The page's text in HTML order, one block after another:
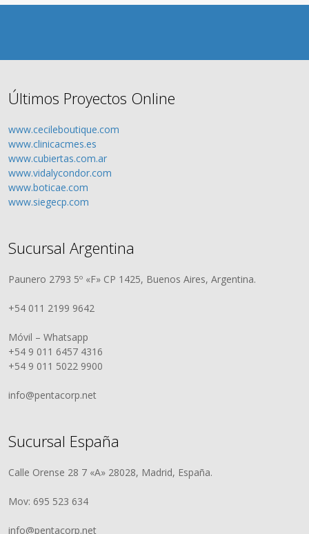
Últimos Proyectos Online
www.cecileboutique.com
www.clinicacmes.es
www.cubiertas.com.ar
www.vidalycondor.com
www.boticae.com
www.siegecp.com
Sucursal Argentina
Paunero 2793 5º «F» CP 1425, Buenos Aires, Argentina.
+54 011 2199 9642
Móvil – Whatsapp
+54 9 011 6457 4316
+54 9 011 5022 9900
info@pentacorp.net
Sucursal España
Calle Orense 28 7 «A» 28028, Madrid, España.
Mov: 695 523 634
info@pentacorp.net